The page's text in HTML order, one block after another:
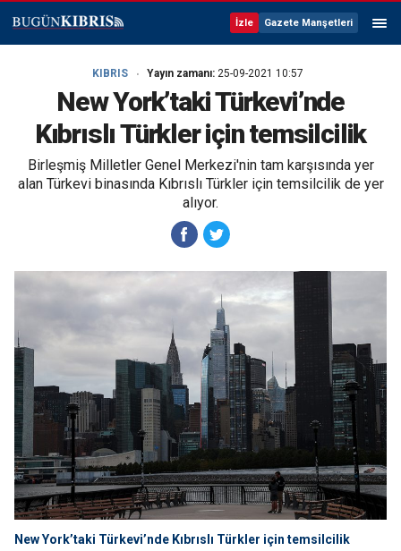
İzle Gazete Manşetleri
KIBRIS Yayın zamanı: 25-09-2021 10:57
New York’taki Türkevi’nde
Kıbrıslı Türkler için temsilcilik
Birleşmiş Milletler Genel Merkezi'nin tam karşısında yer
alan Türkevi binasında Kıbrıslı Türkler için temsilcilik de yer
alıyor.
New York’taki Türkevi’nde Kıbrıslı Türkler için temsilcilik